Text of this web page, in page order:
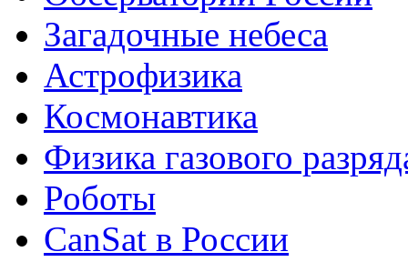
Загадочные небеса
Астрофизика
Космонавтика
Физика газового
Роботы
CanSat в России